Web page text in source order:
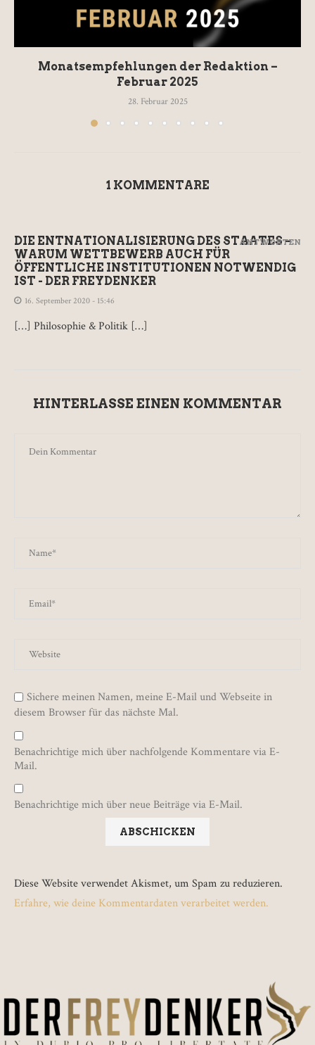
Monatsempfehlungen der Redaktion –
Februar 2025
28. Februar 2025
1 KOMMENTARE
DIE ENTNATIONALISIERUNG DES STAATES –
WARUM WETTBEWERB AUCH FÜR
ÖFFENTLICHE INSTITUTIONEN NOTWENDIG
IST - DER FREYDENKER
16. September 2020 - 15:46
[…] Philosophie & Politik […]
ANTWORTEN
HINTERLASSE EINEN KOMMENTAR
Sichere meinen Namen, meine E-Mail und Webseite in
diesem Browser für das nächste Mal.
Benachrichtige mich über nachfolgende Kommentare via E-
Mail.
Benachrichtige mich über neue Beiträge via E-Mail.
Diese Website verwendet Akismet, um Spam zu reduzieren.
Erfahre, wie deine Kommentardaten verarbeitet werden.